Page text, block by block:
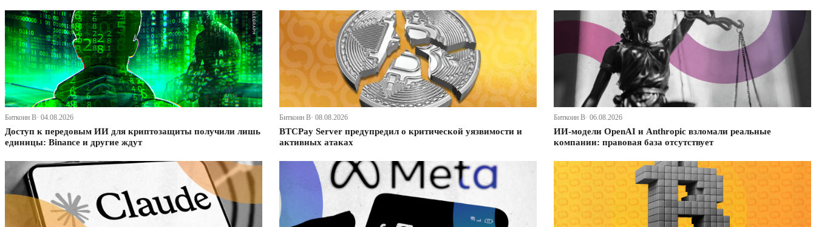
Биткоин В· 04.08.2026
Доступ к передовым ИИ для криптозащиты получили лишь
единицы: Binance и другие ждут
Биткоин В· 08.08.2026
BTCPay Server предупредил о критической уязвимости и
активных атаках
Биткоин В· 06.08.2026
ИИ-модели OpenAI и Anthropic взломали реальные
компании: правовая база отсутствует